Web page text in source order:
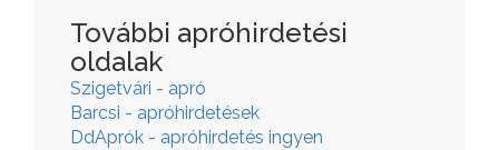
További apróhirdetési
oldalak
Szigetvári - apró
Barcsi - apróhirdetések
DdAprók - apróhirdetés ingyen